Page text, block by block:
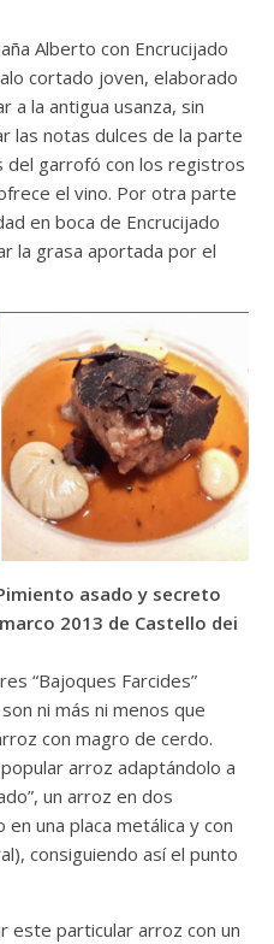
Alberto con Encrucijado
cortado joven, elaborado
a la antigua usanza, sin
las notas dulces de la parte
del garrofó con los registros
el vino. Por otra parte
en boca de Encrucijado
la grasa aportada por el
asado y secreto
2013 de Castello dei
“Bajoques Farcides”
ni más ni menos que
con magro de cerdo.
arroz adaptándolo a
un arroz en dos
una placa metálica y con
consiguiendo así el punto
este particular arroz con un